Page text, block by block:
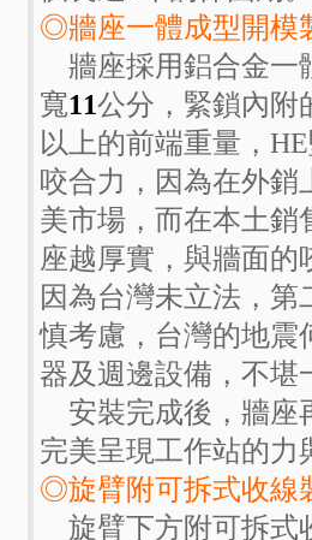
◎牆座一體成型開模
牆座採用鋁合金一
寬11公分，緊鎖內附
以上的前端重量，
咬合力，因為在外銷
美市場，而在本土銷
座越厚實，與牆面
因為台灣未立法，
慎考慮，台灣的地震
器及週邊設備，不堪
安裝完成後，牆座
完美呈現工作站的力
◎旋臂附可拆式收線
旋臂下方附可拆式